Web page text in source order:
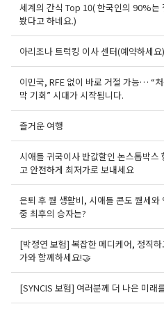
세계의 간식 Top 10( 한국인의 90%는
봤다고 하네요.)
아리조나 트럭킹 이사 센터(예약하세요)
이민국, RFE 없이 바로 거절 가능… “
막 기회” 시대가 시작됩니다.
즐거운 여행
시애틀 귀국이사 반값할인 논스톱박스
고 안전하게 최저가로 보내세요
은퇴 후 월 생활비, 시애틀 콘도 월세와
중 최후의 승자는?
[박정연 보험] 복잡한 메디케어, 정직
가와 함께하세요!🤝
[SYNCIS 보험] 여러분께 더 나은 미래